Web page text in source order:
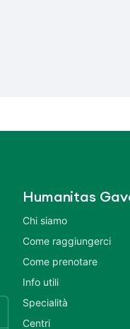
Humanitas
Chi siamo
Come raggiungerci
Come prenotare
Info utili
Specialità
Centri